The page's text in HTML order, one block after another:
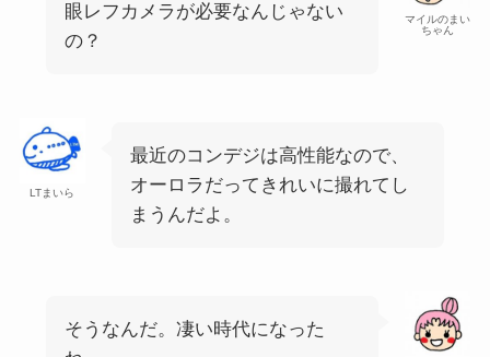
マイルのまい
ちゃん
眼レフカメラが必要なんじゃない
の？
LTまいら
最近のコンデジは高性能なので、
オーロラだってきれいに撮れてし
まうんだよ。
そうなんだ。凄い時代になった